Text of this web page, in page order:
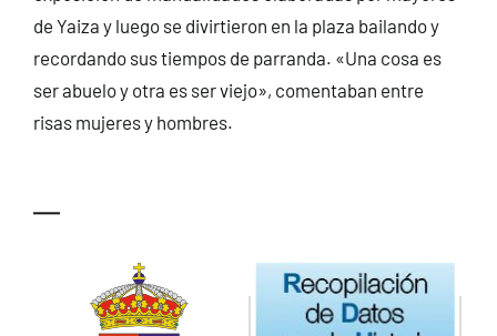
de Yaiza y luego se divirtieron en la plaza bailando y
recordando sus tiempos de parranda. «Una cosa es
ser abuelo y otra es ser viejo», comentaban entre
risas mujeres y hombres.
—